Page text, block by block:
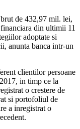
de 432,97 mil. lei,
din ultimii 11
adoptate si
anunta banca intr-un
clientilor persoane
in timp ce la
o crestere de
si portofoliul de
a inregistrat o